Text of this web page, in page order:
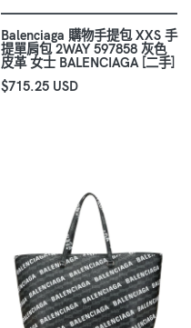
Balenciaga 購物手提包 XXS 手
提單肩包 2WAY 597858 灰色
皮革 女士 BALENCIAGA [二手]
$715.25 USD